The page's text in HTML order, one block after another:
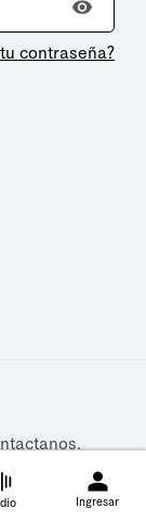
contraseña?
.
Ingresar